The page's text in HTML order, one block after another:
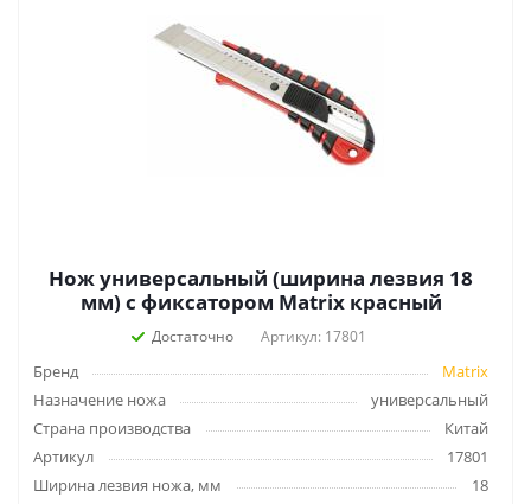
Нож универсальный (ширина лезвия 18
мм) с фиксатором Matrix красный
Достаточно Артикул: 17801
Бренд
Matrix
Назначение ножа
универсальный
Страна производства
Китай
Артикул
17801
Ширина лезвия ножа, мм
18